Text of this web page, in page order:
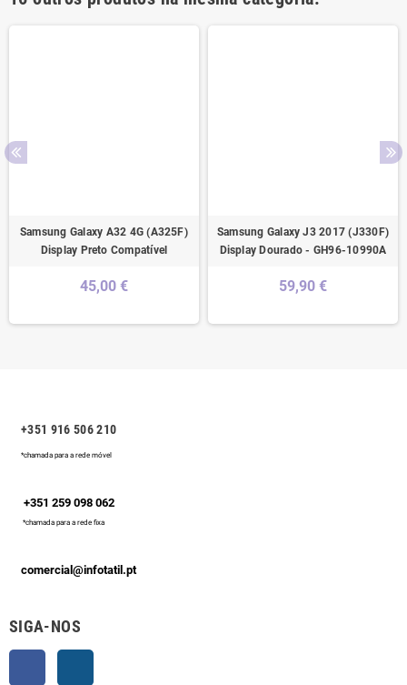
Samsung Galaxy A32 4G (A325F)
Display Preto Compatível
45,00 €
Samsung Galaxy J3 2017 (J330F)
Display Dourado - GH96-10990A
59,90 €
+351 916 506 210
*chamada para a rede móvel
+351 259 098 062
*chamada para a rede fixa
comercial@infotatil.pt
SIGA-NOS